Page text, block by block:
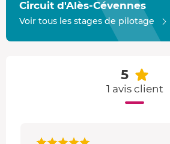
Le Pôle Mécanique d'Alès vous
vos talents de pilote à l'épreuve et
droite où vous pourrez vraiment
faire vrombir les moteurs pour une
Circuit d'Alès-Cévennes
Voir tous les stages de pilotage
5
1 avis client